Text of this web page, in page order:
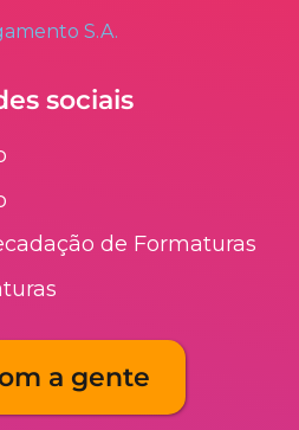
S.A.
sociais
de Formaturas
a gente